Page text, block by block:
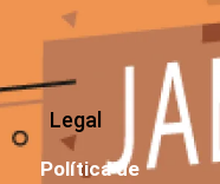
Legal
Política de